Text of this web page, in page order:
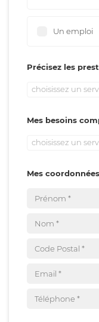
Un emploi
Précisez les
choisissez un
Mes besoins
choisissez un
Mes coordonnées